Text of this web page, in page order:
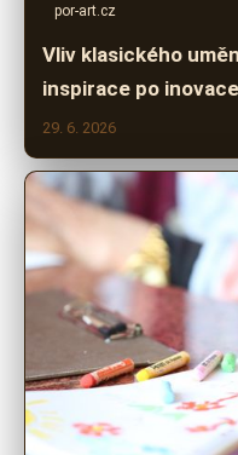
por-art.cz
Vliv klasického
inspirace po inovace
29. 6. 2026